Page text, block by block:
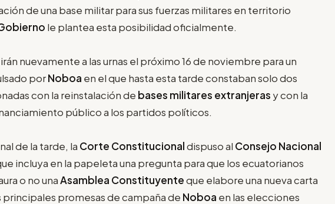
de una base militar para sus fuerzas militares en territorio
le plantea esta posibilidad oficialmente.
nuevamente a las urnas el próximo 16 de noviembre para un
porNoboa en el que hasta esta tarde constaban solo dos
con la reinstalación de bases militares extranjeras y con la
público a los partidos políticos.
de la tarde, la Corte Constitucionaldispuso al Consejo Nacional
incluya en la papeleta una pregunta para que los ecuatorianos
o no unaAsamblea Constituyenteque elabore una nueva carta
principales promesas de campaña de Noboa en las elecciones